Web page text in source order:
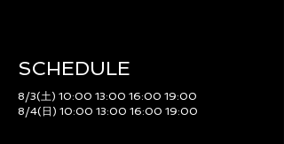
SCHEDULE​
8/3(土) 10:00 13:00 16:00 19:00
8/4(日) 10:00 13:00 16:00 19:00